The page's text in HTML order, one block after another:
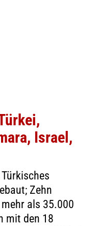
Israel,
Zehn
als 35.000
mit den 18